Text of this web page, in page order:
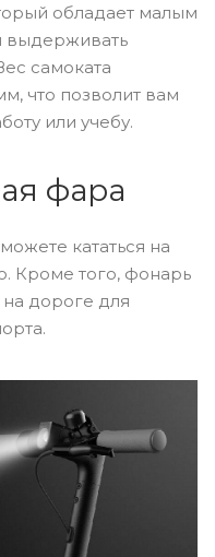
обладает малым
выдерживать
самоката
что позволит вам
или учебу.
фара
кататься на
Кроме того, фонарь
дороге для